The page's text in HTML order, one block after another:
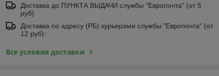
Доставка до ПУНКТА ВЫДАЧИ службы "Европочта" (от 5
руб)
Доставка по адресу (РБ) курьерами службы "Европочта" (от
12 руб):
Все условия доставки